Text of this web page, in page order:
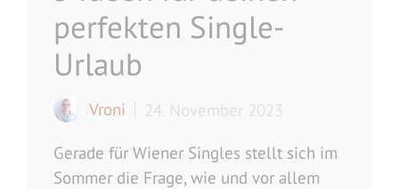
perfekten Single-
Urlaub
Vroni
24. November 2023
Gerade für Wiener Singles stellt sich im
Sommer die Frage, wie und vor allem